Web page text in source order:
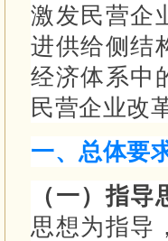
激发民营企
进供给侧结
经济体系中
民营企业改
一、总体要
（一）指导
思想为指导